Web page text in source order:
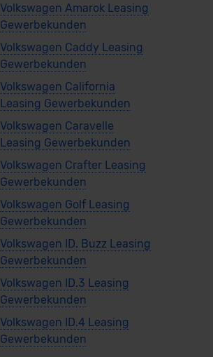
Volkswagen Amarok Leasing
Gewerbekunden
Volkswagen Caddy Leasing
Gewerbekunden
Volkswagen California
Leasing Gewerbekunden
Volkswagen Caravelle
Leasing Gewerbekunden
Volkswagen Crafter Leasing
Gewerbekunden
Volkswagen Golf Leasing
Gewerbekunden
Volkswagen ID. Buzz Leasing
Gewerbekunden
Volkswagen ID.3 Leasing
Gewerbekunden
Volkswagen ID.4 Leasing
Gewerbekunden